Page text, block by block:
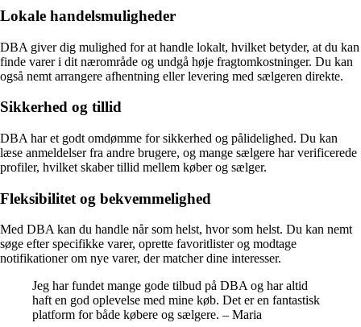
Lokale handelsmuligheder
DBA giver dig mulighed for at handle lokalt, hvilket betyder, at du kan
finde varer i dit nærområde og undgå høje fragtomkostninger. Du kan
også nemt arrangere afhentning eller levering med sælgeren direkte.
Sikkerhed og tillid
DBA har et godt omdømme for sikkerhed og pålidelighed. Du kan
læse anmeldelser fra andre brugere, og mange sælgere har verificerede
profiler, hvilket skaber tillid mellem køber og sælger.
Fleksibilitet og bekvemmelighed
Med DBA kan du handle når som helst, hvor som helst. Du kan nemt
søge efter specifikke varer, oprette favoritlister og modtage
notifikationer om nye varer, der matcher dine interesser.
Jeg har fundet mange gode tilbud på DBA og har altid
haft en god oplevelse med mine køb. Det er en fantastisk
platform for både købere og sælgere. – Maria